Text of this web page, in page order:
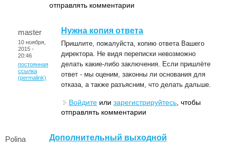
отправлять комментарии
master
10 ноября,
2015 -
20:46
постоянная
ссылка
(permalink)
Нужна копия ответа
Пришлите, пожалуйста, копию ответа Вашего
директора. Не видя переписки невозможно
делать какие-либо заключения. Если пришлёте
ответ - мы оценим, законны ли основания для
отказа, а также разъясним, что делать дальше.
Войдите или зарегистрируйтесь , чтобы
отправлять комментарии
Polina Дополнительный выходной